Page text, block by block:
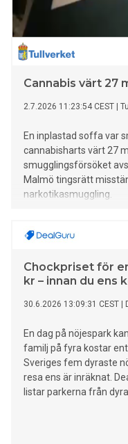
Cannabis värt 27
2.7.2026 11:23:54 CEST
En inplastad soffa var
cannabisharts värt 27
smugglingsförsöket
Malmö tingsrätt
narkotikasmuggling.
Chockpriset för
kr – innan du ens
30.6.2026 13:09:31 CEST
En dag på nöjespark
familj på fyra kostar
Sveriges fem dyraste
resa ens är inräknat.
listar parkerna från